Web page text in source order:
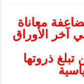
معاناة
آخر الأوراق
ذروتها